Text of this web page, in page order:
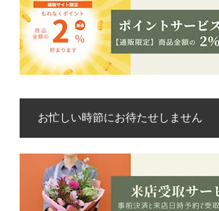
お忙しい時節にお待たせしません